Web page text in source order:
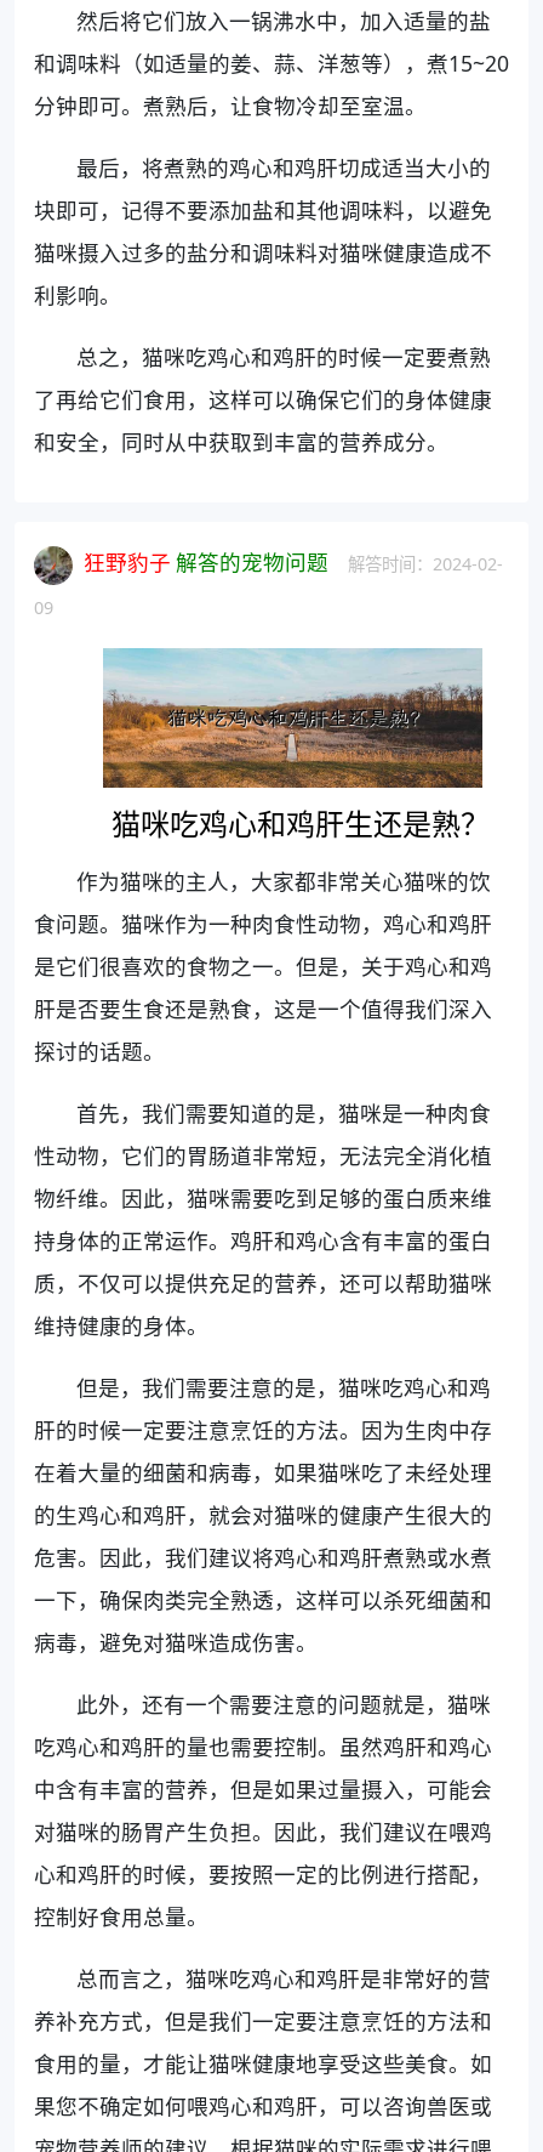
然后将它们放入一锅沸水中，加入适量的盐
和调味料（如适量的姜、蒜、洋葱等），煮15~20
分钟即可。煮熟后，让食物冷却至室温。
最后，将煮熟的鸡心和鸡肝切成适当大小的
块即可，记得不要添加盐和其他调味料，以避免
猫咪摄入过多的盐分和调味料对猫咪健康造成不
利影响。
总之，猫咪吃鸡心和鸡肝的时候一定要煮熟
了再给它们食用，这样可以确保它们的身体健康
和安全，同时从中获取到丰富的营养成分。
狂野豹子 解答的宠物问题
解答时间：2024-02-
09
猫咪吃鸡心和鸡肝生还是熟？
作为猫咪的主人，大家都非常关心猫咪的饮
食问题。猫咪作为一种肉食性动物，鸡心和鸡肝
是它们很喜欢的食物之一。但是，关于鸡心和鸡
肝是否要生食还是熟食，这是一个值得我们深入
探讨的话题。
首先，我们需要知道的是，猫咪是一种肉食
性动物，它们的胃肠道非常短，无法完全消化植
物纤维。因此，猫咪需要吃到足够的蛋白质来维
持身体的正常运作。鸡肝和鸡心含有丰富的蛋白
质，不仅可以提供充足的营养，还可以帮助猫咪
维持健康的身体。
但是，我们需要注意的是，猫咪吃鸡心和鸡
肝的时候一定要注意烹饪的方法。因为生肉中存
在着大量的细菌和病毒，如果猫咪吃了未经处理
的生鸡心和鸡肝，就会对猫咪的健康产生很大的
危害。因此，我们建议将鸡心和鸡肝煮熟或水煮
一下，确保肉类完全熟透，这样可以杀死细菌和
病毒，避免对猫咪造成伤害。
此外，还有一个需要注意的问题就是，猫咪
吃鸡心和鸡肝的量也需要控制。虽然鸡肝和鸡心
中含有丰富的营养，但是如果过量摄入，可能会
对猫咪的肠胃产生负担。因此，我们建议在喂鸡
心和鸡肝的时候，要按照一定的比例进行搭配，
控制好食用总量。
总而言之，猫咪吃鸡心和鸡肝是非常好的营
养补充方式，但是我们一定要注意烹饪的方法和
食用的量，才能让猫咪健康地享受这些美食。如
果您不确定如何喂鸡心和鸡肝，可以咨询兽医或